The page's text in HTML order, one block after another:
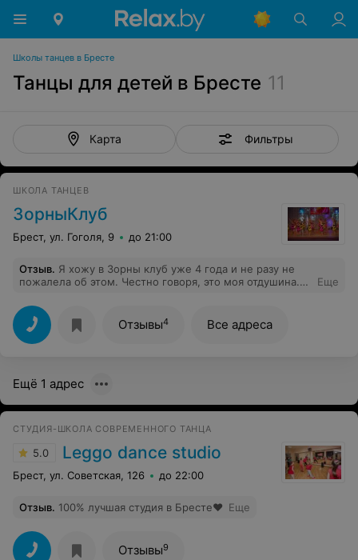
Школы танцев в Бресте
Танцы для детей в Бресте 11
Карта Фильтры
ШКОЛА ТАНЦЕВ
ЗорныКлуб
Брест, ул. Гоголя, 9 до 21:00
Отзыв. Я хожу в Зорны клуб уже 4 года и не разу не
пожалела об этом. Честно говоря, это моя отдушина.
возраста позволяет почувствовать себя личностью в
совсем другом амплуа. Терпеливое и заботливое
отношение преподавателей помогло мне увидеть в
себе красивую, пластичную и уверенную в себе
проводятся танцевальные марафоны, мы шьём
целого года наших сложных, но интересных
прекрасный мир танца.P.S. Кстати, у многих
наладилась личная жизнь!
Еще
Отзывы4 Все адреса
Ещё 1 адрес
СТУДИЯ-ШКОЛА СОВРЕМЕННОГО ТАНЦА
5.0 Leggo dance studio
Брест, ул. Советская, 126 до 22:00
Отзыв. 100% лучшая студия в Бресте❤️ Еще
Отзывы9